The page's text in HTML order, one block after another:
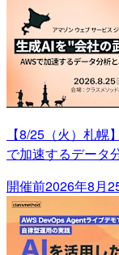
【8/25（火）札幌
で加速するデータ
開催前2026年8月